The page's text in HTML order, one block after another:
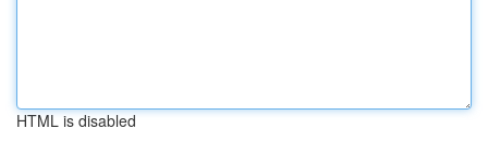
HTML is disabled